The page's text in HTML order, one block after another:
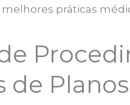
práticas
de